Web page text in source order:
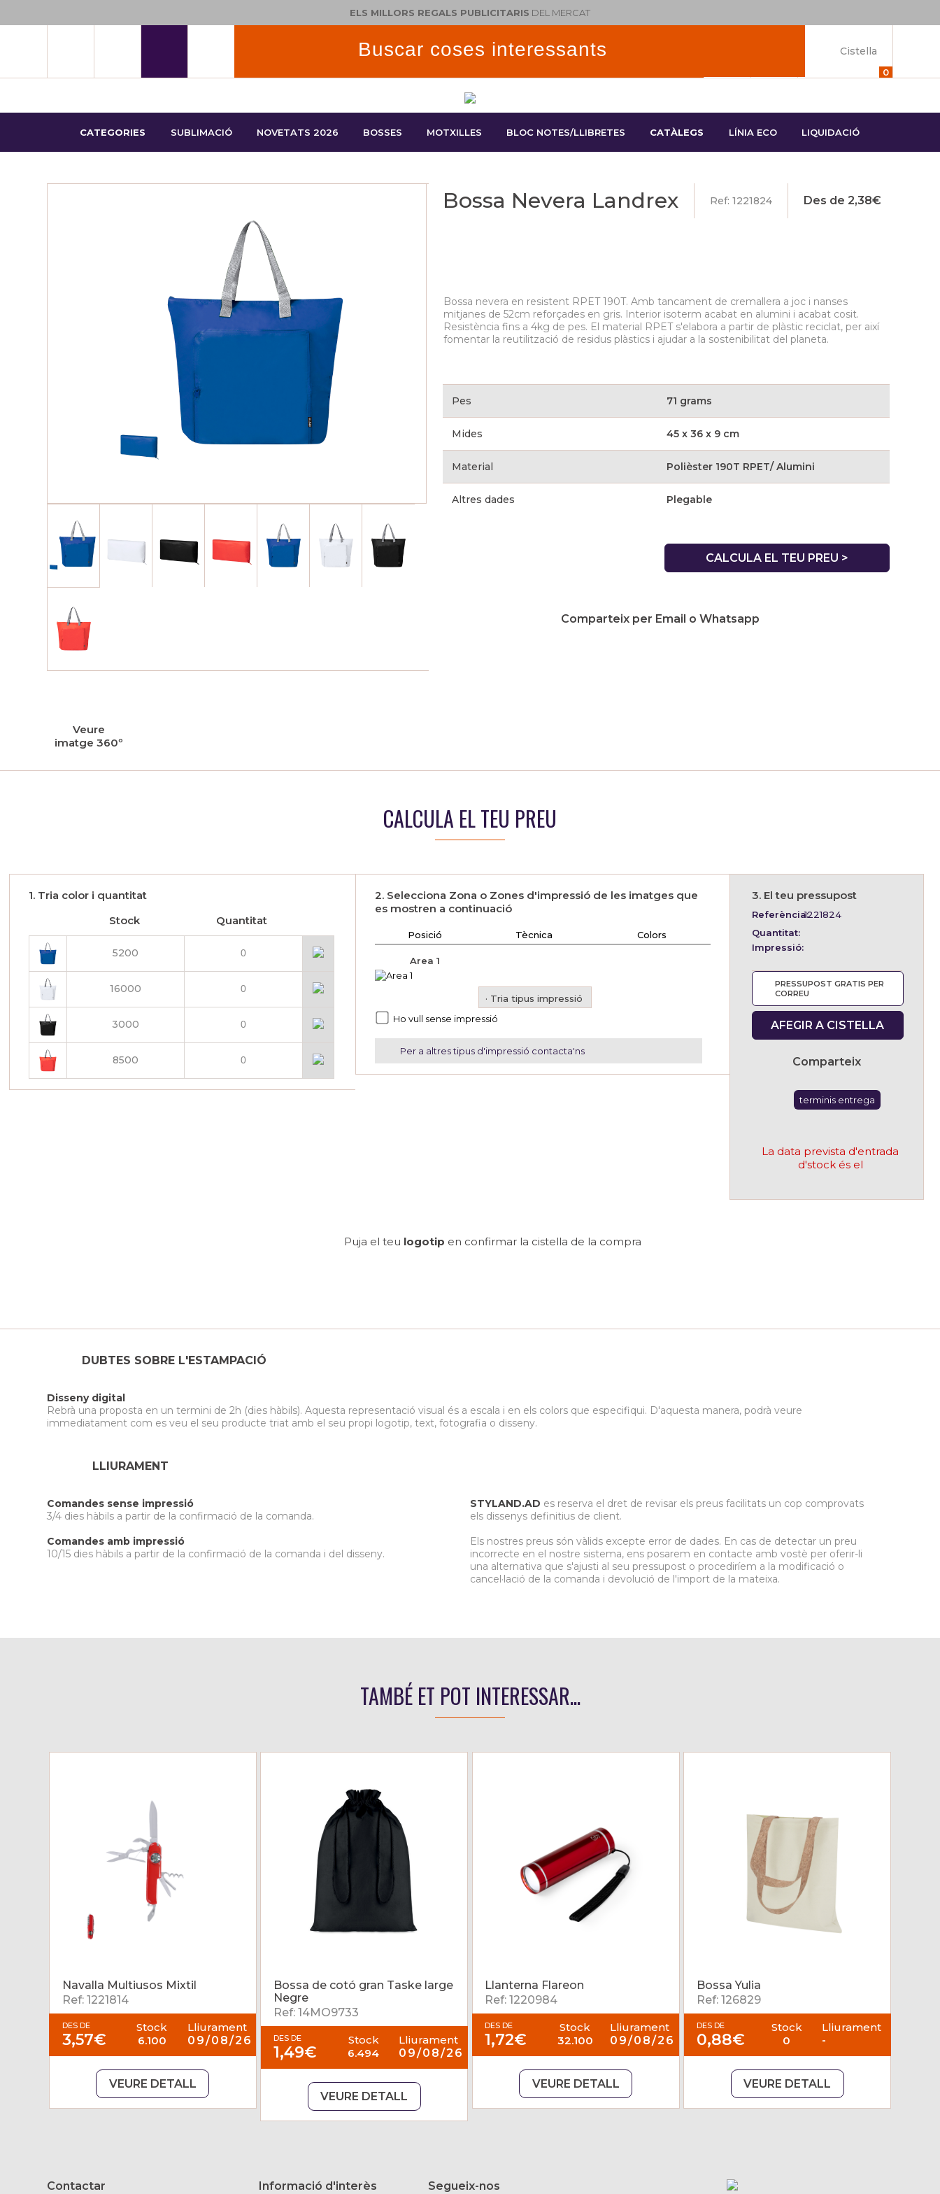
ELS MILLORS REGALS PUBLICITARIS DEL MERCAT
Cistella
0
CATEGORIES SUBLIMACIÓ NOVETATS 2026 BOSSES MOTXILLES BLOC NOTES/LLIBRETES CATÀLEGS LÍNIA ECO LIQUIDACIÓ
Veure
imatge 360º
Bossa Nevera Landrex Ref: 1221824 Des de2,38€
Bossa nevera en resistent RPET 190T. Amb tancament de cremallera a joc i nanses
mitjanes de 52cm reforçades en gris. Interior isoterm acabat en alumini i acabat cosit.
Resistència fins a 4kg de pes. El material RPET s'elabora a partir de plàstic reciclat, per així
fomentar la reutilització de residus plàstics i ajudar a la sostenibilitat del planeta.
Pes 71 grams
Mides 45 x 36 x 9 cm
Material Polièster 190T RPET/ Alumini
Altres dades Plegable
CALCULA EL TEU PREU >
Comparteix per Email o Whatsapp
CALCULA EL TEU PREU
1. Tria color i quantitat
Stock
Quantitat
5200
16000
3000
8500
2. Selecciona Zona o Zones d'impressió de les imatges que
es mostren a continuació
Posició Tècnica Colors
Area 1
· Tria tipus impressió
Ho vull sense impressió
Per a altres tipus d'impressió contacta'ns
3. El teu pressupost
Referència:1221824
Quantitat:
Impressió:
PRESSUPOST GRATIS PER
CORREU
AFEGIR A CISTELLA
Comparteix
terminis entrega
La data prevista d'entrada
d'stock és el
Puja el teu logotip en confirmar la cistella de la compra
DUBTES SOBRE L'ESTAMPACIÓ
Disseny digital
Rebrà una proposta en un termini de 2h (dies hàbils). Aquesta representació visual és a escala i en els colors que especifiqui. D'aquesta manera, podrà veure
immediatament com es veu el seu producte triat amb el seu propi logotip, text, fotografia o disseny.
LLIURAMENT
Comandes sense impressió
3/4 dies hàbils a partir de la confirmació de la comanda.
Comandes amb impressió
10/15 dies hàbils a partir de la confirmació de la comanda i del disseny.
STYLAND.AD es reserva el dret de revisar els preus facilitats un cop comprovats
els dissenys definitius de client.
Els nostres preus són vàlids excepte error de dades. En cas de detectar un preu
incorrecte en el nostre sistema, ens posarem en contacte amb vostè per oferir-li
una alternativa que s'ajusti al seu pressupost o procediríem a la modificació o
cancel·lació de la comanda i devolució de l'import de la mateixa.
TAMBÉ ET POT INTERESSAR...
Navalla Multiusos Mixtil
Ref: 1221814
DES DE
3,57€
Stock
6.100
Lliurament
09/08/26
VEURE DETALL
Bossa de cotó gran Taske large
Negre
Ref: 14MO9733
DES DE
1,49€
Stock
6.494
Lliurament
09/08/26
VEURE DETALL
Llanterna Flareon
Ref: 1220984
DES DE
1,72€
Stock
32.100
Lliurament
09/08/26
VEURE DETALL
Bossa Yulia
Ref: 126829
DES DE
0,88€
Stock
0
Lliurament
-
VEURE DETALL
Contactar Informació d'interès Segueix-nos